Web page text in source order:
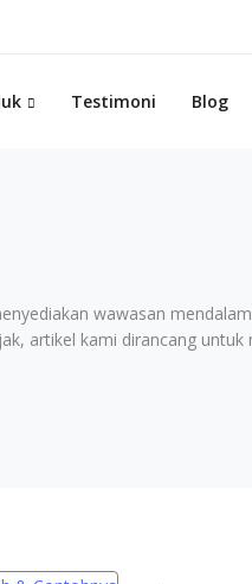
Testimoni Blog
wawasan
artikel kami dirancang